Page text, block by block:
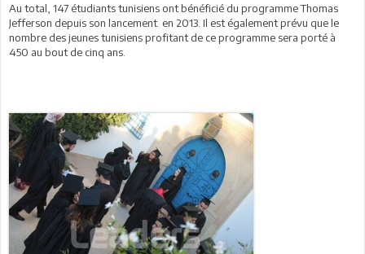
Au total, 147 étudiants tunisiens ont bénéficié du programme Thomas
Jefferson depuis son lancement en 2013. Il est également prévu que le
nombre des jeunes tunisiens profitant de ce programme sera porté à
450 au bout de cinq ans.